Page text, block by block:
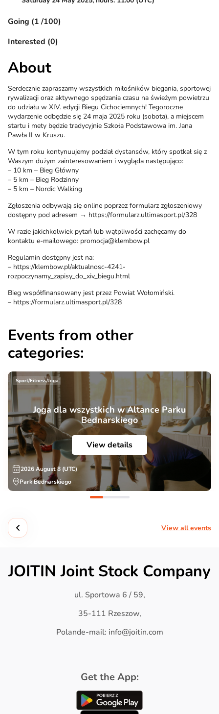
Going (1 /100)
Interested (0)
About
Serdecznie zapraszamy wszystkich miłośników biegania, sportowej
rywalizacji oraz aktywnego spędzania czasu na świeżym powietrzu
do udziału w XIV. edycji Biegu Cichociemnych! Tegoroczne
wydarzenie odbędzie się 24 maja 2025 roku (sobota), a miejscem
startu i mety będzie tradycyjnie Szkoła Podstawowa im. Jana
Pawła II w Kruszu.
W tym roku kontynuujemy podział dystansów, który spotkał się z
Waszym dużym zainteresowaniem i wygląda następująco:
– 10 km – Bieg Główny
– 5 km – Bieg Rodzinny
– 5 km – Nordic Walking
Zgłoszenia odbywają się online poprzez formularz zgłoszeniowy
dostępny pod adresem → https://formularz.ultimasport.pl/328
W razie jakichkolwiek pytań lub wątpliwości zachęcamy do
kontaktu e-mailowego: promocja@klembow.pl
Regulamin dostępny jest na:
– https://klembow.pl/aktualnosc-4241-
rozpoczynamy_zapisy_do_xiv_biegu.html
Bieg współfinansowany jest przez Powiat Wołomiński.
– https://formularz.ultimasport.pl/328
Events from other
categories:
Sport/Fitness/Joga
Joga dla wszystkich w Altance Parku
Bednarskiego
View details
2026 August 8 (UTC)
Park Bednarskiego
View all events
JOITIN Joint Stock Company
ul. Sportowa 6 / 59,
35-111 Rzeszow,
Polande-mail: info@joitin.com
Get the App: